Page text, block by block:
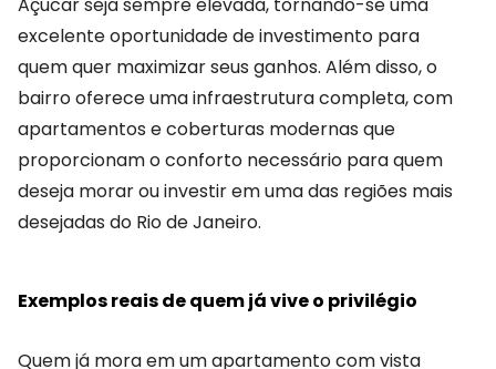
excelente oportunidade de investimento para
quem quer maximizar seus ganhos. Além disso, o
bairro oferece uma infraestrutura completa, com
apartamentos e coberturas modernas que
proporcionam o conforto necessário para quem
deseja morar ou investir em uma das regiões mais
desejadas do Rio de Janeiro.
Exemplos reais de quem já vive o privilégio
Quem já mora em um apartamento com vista